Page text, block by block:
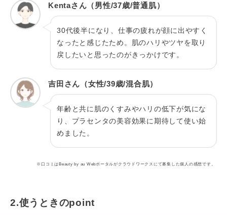
Kentaさん（男性/37歳/普通肌）
30代後半になり、仕事の疲れが顔に出やすく
なったと感じたため。肌のハリやツヤを取り
戻したいと思ったのがきっかけです。
吉田さん（女性/39歳/混合肌）
年齢と共に肌のくすみやハリの低下が気にな
り、プラセンタの美容効果に期待して使い始
めました。
※口コミはBeauty by au Webポータルがクラウドワークスにて募集した個人の感想です。
2.使うときのpoint